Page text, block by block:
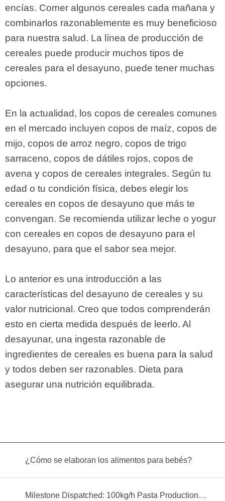
encías. Comer algunos cereales cada mañana y
combinarlos razonablemente es muy beneficioso
para nuestra salud. La línea de producción de
cereales puede producir muchos tipos de
cereales para el desayuno, puede tener muchas
opciones.
En la actualidad, los copos de cereales comunes
en el mercado incluyen copos de maíz, copos de
mijo, copos de arroz negro, copos de trigo
sarraceno, copos de dátiles rojos, copos de
avena y copos de cereales integrales. Según tu
edad o tu condición física, debes elegir los
cereales en copos de desayuno que más te
convengan. Se recomienda utilizar leche o yogur
con cereales en copos de desayuno para el
desayuno, para que el sabor sea mejor.
Lo anterior es una introducción a las
características del desayuno de cereales y su
valor nutricional. Creo que todos comprenderán
esto en cierta medida después de leerlo. Al
desayunar, una ingesta razonable de
ingredientes de cereales es buena para la salud
y todos deben ser razonables. Dieta para
asegurar una nutrición equilibrada.
¿Cómo se elaboran los alimentos para bebés?
Milestone Dispatched: 100kg/h Pasta Production Line Shipped to Angola